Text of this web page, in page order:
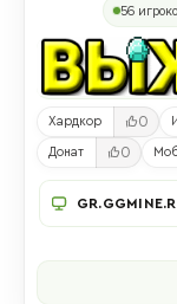
56
Хардкор 0
Донат 0